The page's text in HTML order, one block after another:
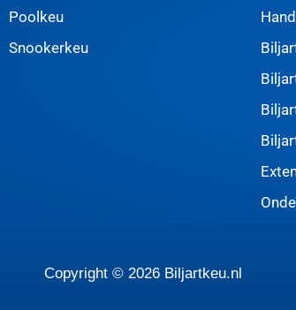
Poolkeu
Snookerkeu
Copyright © 2026 Biljartkeu.nl